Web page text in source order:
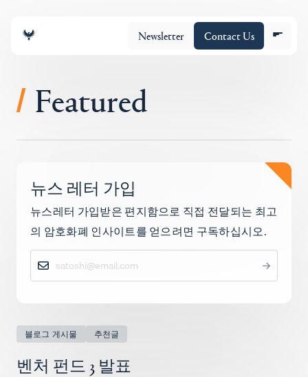
Newsletter Contact Us
조직
포트폴리오
Insights
Policy
채용
/ Featured
블로그 게시물 추천글
벤처 펀드 3 발표
뉴스 레터 가입
뉴스레터 가입받은 편지함으로 직접 전달되는 최고
의 암호화폐 인사이트를 얻으려면 구독하십시오.